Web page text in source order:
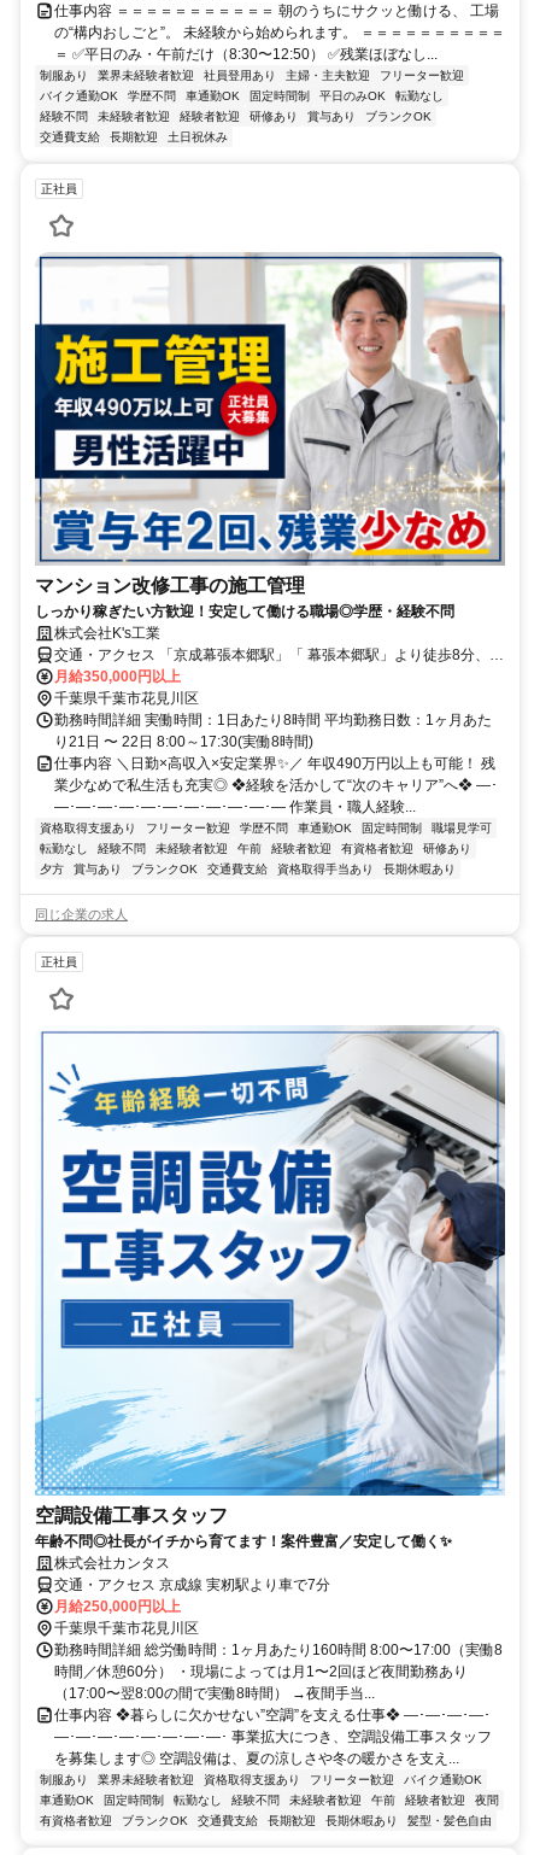
仕事内容 ＝＝＝＝＝＝＝＝＝＝＝ 朝のうちにサクッと働ける、 工場
の“構内おしごと”。 未経験から始められます。 ＝＝＝＝＝＝＝＝＝＝
＝ ✅平日のみ・午前だけ（8:30〜12:50） ✅残業ほぼなし...
制服あり 業界未経験者歓迎 社員登用あり 主婦・主夫歓迎
フリーター歓迎
バイク通勤OK
学歴不問 車通勤OK 固定時間制 平日のみOK
転勤なし
経験不問
未経験者歓迎 経験者歓迎 研修あり 賞与あり
ブランクOK
交通費支給
長期歓迎 土日祝休み
正社員
マンション改修工事の施工管理
しっかり稼ぎたい方歓迎！安定して働ける職場◎学歴・経験不問
株式会社K's工業
交通・アクセス 「京成幕張本郷駅」「 幕張本郷駅」より徒歩8分、
「京成大久保駅」より徒歩21分
月給350,000円以上
千葉県千葉市花見川区
勤務時間詳細 実働時間：1日あたり8時間 平均勤務日数：1ヶ月あた
り21日 〜 22日 8:00～17:30(実働8時間)
仕事内容 ＼日勤×高収入×安定業界✨／ 年収490万円以上も可能！ 残
業少なめで私生活も充実◎ ❖経験を活かして“次のキャリア”へ❖ ―･
―･―･―･―･―･―･―･―･―･―･― 作業員・職人経験...
資格取得支援あり フリーター歓迎 学歴不問 車通勤OK 固定時間制
職場見学可
転勤なし
経験不問 未経験者歓迎 午前 経験者歓迎 有資格者歓迎
研修あり
夕方
賞与あり ブランクOK 交通費支給 資格取得手当あり 長期休暇あり
同じ企業の求人
正社員
空調設備工事スタッフ
年齢不問◎社長がイチから育てます！案件豊富／安定して働く✨
株式会社カンタス
交通・アクセス 京成線 実籾駅より車で7分
月給250,000円以上
千葉県千葉市花見川区
勤務時間詳細 総労働時間：1ヶ月あたり160時間 8:00〜17:00（実働8
時間／休憩60分） ・現場によっては月1〜2回ほど夜間勤務あり
（17:00〜翌8:00の間で実働8時間） →夜間手当...
仕事内容 ❖暮らしに欠かせない”空調”を支える仕事❖ ―･―･―･―･
―･―･―･―･―･―･―･―･ 事業拡大につき、空調設備工事スタッフ
を募集します◎ 空調設備は、夏の涼しさや冬の暖かさを支え...
制服あり 業界未経験者歓迎 資格取得支援あり フリーター歓迎
バイク通勤OK
車通勤OK
固定時間制 転勤なし 経験不問 未経験者歓迎 午前 経験者歓迎
夜間
有資格者歓迎
ブランクOK 交通費支給 長期歓迎 長期休暇あり 髪型・髪色自由